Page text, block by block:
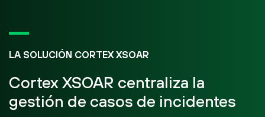
LA SOLUCIÓN CORTEX XSOAR
Cortex XSOAR centraliza la
gestión de casos de incidentes